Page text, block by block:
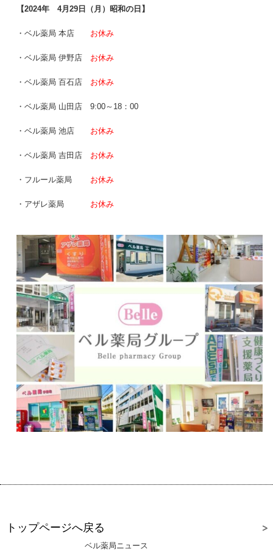
【2024年 4月29日（月）昭和の日】
・ベル薬局 本店 お休み
・ベル薬局 伊野店 お休み
・ベル薬局 百石店 お休み
・ベル薬局 山田店 9:00～18：00
・ベル薬局 池店 お休み
・ベル薬局 吉田店 お休み
・フルール薬局 お休み
・アザレ薬局 お休み
トップページへ戻る
ベル薬局ニュース